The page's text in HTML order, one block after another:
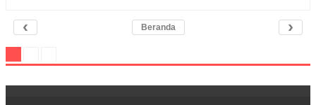
‹ ›
Beranda